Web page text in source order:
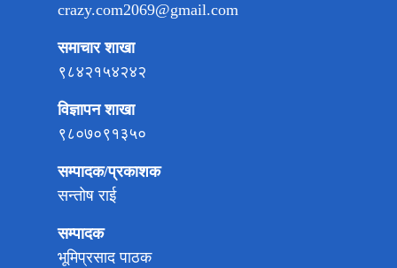
crazy.com2069@gmail.com
समाचार शाखा
९८४२१५४२४२
विज्ञापन शाखा
९८०७०९१३५०
सम्पादक/प्रकाशक
सन्तोष राई
सम्पादक
भूमिप्रसाद पाठक